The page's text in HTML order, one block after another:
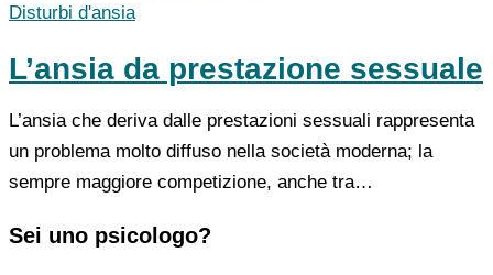
Disturbi d'ansia
L’ansia da prestazione sessuale
L’ansia che deriva dalle prestazioni sessuali rappresenta
un problema molto diffuso nella società moderna; la
sempre maggiore competizione, anche tra…
Sei uno psicologo?